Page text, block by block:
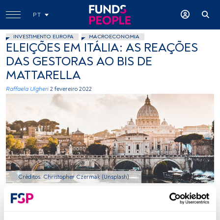
PT
INVESTIMENTO EUROPA MACROECONOMIA
ELEIÇÕES EM ITÁLIA: AS REAÇÕES
DAS GESTORAS AO BIS DE
MATTARELLA
Raffaela Ulgheri 2 fevereiro 2022
Créditos: Christopher Czermak (Unsplash)